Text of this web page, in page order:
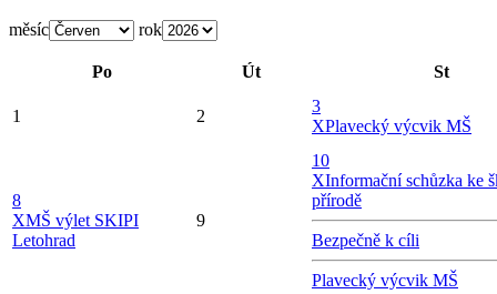
měsíc rok
Po Út St
1 2
3
XPlavecký výcvik MŠ
8
XMŠ výlet SKIPI
Letohrad
9
10
XInformační schůzka ke
přírodě
Bezpečně k cíli
Plavecký výcvik MŠ